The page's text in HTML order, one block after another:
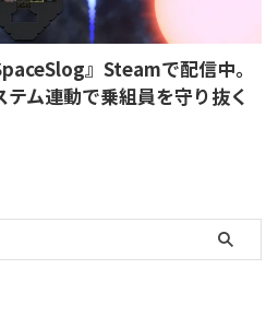
』Steamで配信中。
ム連動で乗組員を守り抜く